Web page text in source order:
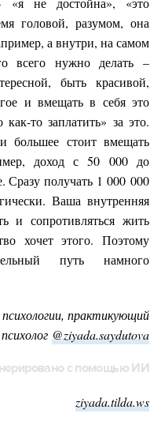
головой, разумом, она
а внутри, на самом
всего нужно делать –
быть красивой,
и вмещать в себя это
то заплатить» за это.
большее стоит вмещать
доход с 50 000 до
Сразу получать 1 000 000
Ваша внутренняя
и сопротивляться жить
хочет этого. Поэтому
путь намного
практикующий
психолог @ziyada.saydutova
с помощью ИИ
ziyada.tilda.ws